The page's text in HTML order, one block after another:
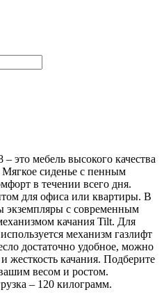
это мебель высокого качества
сиденье с пенным
в течении всего дня.
для офиса или квартиры. В
экземпляры с современным
качания Tilt. Для
механизм газлифт
достаточно удобное, можно
жесткость качания. Подберите
весом и ростом.
– 120 килограмм.